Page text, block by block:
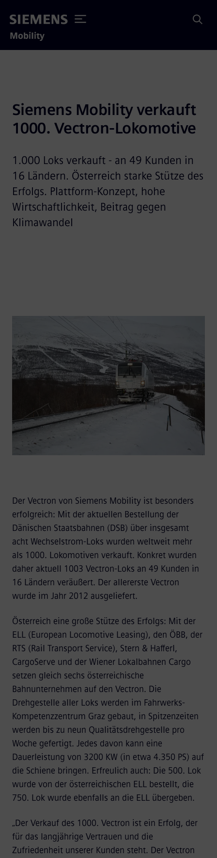
Mobility
Siemens Mobility verkauft
1000. Vectron-Lokomotive
1.000 Loks verkauft - an 49 Kunden in
16 Ländern. Österreich starke Stütze des
Erfolgs. Plattform-Konzept, hohe
Wirtschaftlichkeit, Beitrag gegen
Klimawandel
Der Vectron von Siemens Mobility ist besonders
erfolgreich: Mit der aktuellen Bestellung der
Dänischen Staatsbahnen (DSB) über insgesamt
acht Wechselstrom-Loks wurden weltweit mehr
als 1000. Lokomotiven verkauft. Konkret wurden
daher aktuell 1003 Vectron-Loks an 49 Kunden in
16 Ländern veräußert. Der allererste Vectron
wurde im Jahr 2012 ausgeliefert.
Österreich eine große Stütze des Erfolgs: Mit der
ELL (European Locomotive Leasing), den ÖBB, der
RTS (Rail Transport Service), Stern & Hafferl,
CargoServe und der Wiener Lokalbahnen Cargo
setzen gleich sechs österreichische
Bahnunternehmen auf den Vectron. Die
Drehgestelle aller Loks werden im Fahrwerks-
Kompetenzzentrum Graz gebaut, in Spitzenzeiten
werden bis zu neun Qualitätsdrehgestelle pro
Woche gefertigt. Jedes davon kann eine
Dauerleistung von 3200 KW (in etwa 4.350 PS) auf
die Schiene bringen. Erfreulich auch: Die 500. Lok
wurde von der österreichischen ELL bestellt, die
750. Lok wurde ebenfalls an die ELL übergeben.
„Der Verkauf des 1000. Vectron ist ein Erfolg, der
für das langjährige Vertrauen und die
Zufriedenheit unserer Kunden steht. Der Vectron